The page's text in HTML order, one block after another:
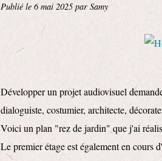
Publié le 6 mai 2025 par Samy
Développer un projet audiovisuel
dialoguiste, costumier, architecte,
Voici un plan "rez de jardin" que j'ai
Le premier étage est également en cours